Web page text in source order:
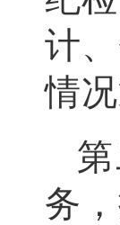
计
情况
务